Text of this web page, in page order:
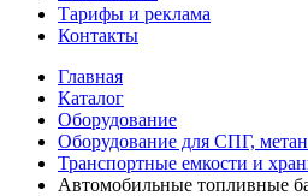
Тарифы и реклама
Контакты
Главная
Каталог
Оборудование
Оборудование для СПГ,
Транспортные емкости и
Автомобильные топливные